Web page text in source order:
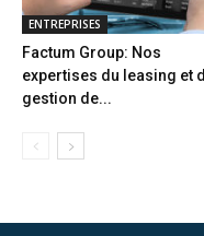
ENTREPRISES
Factum Group: Nos
expertises du leasing et
gestion de...